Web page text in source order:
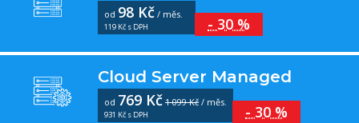
od 98 Kč / měs.
119 Kč s DPH - 30 %
Cloud Server Managed
od 769 Kč 1 099 Kč / měs.
931 Kč s DPH - 30 %